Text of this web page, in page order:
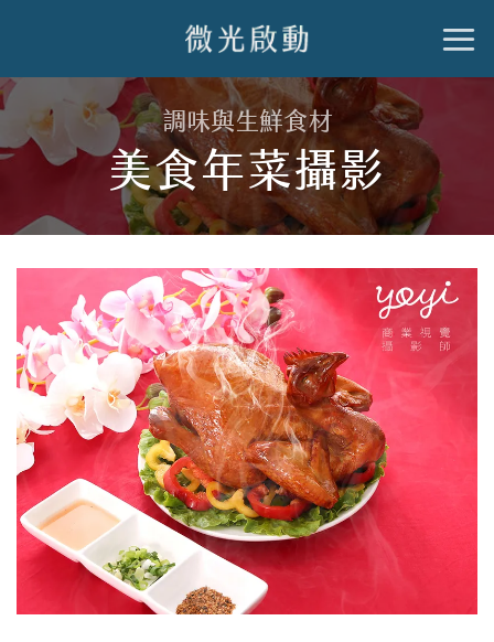
內
調味與生鮮食材
美食年菜攝影